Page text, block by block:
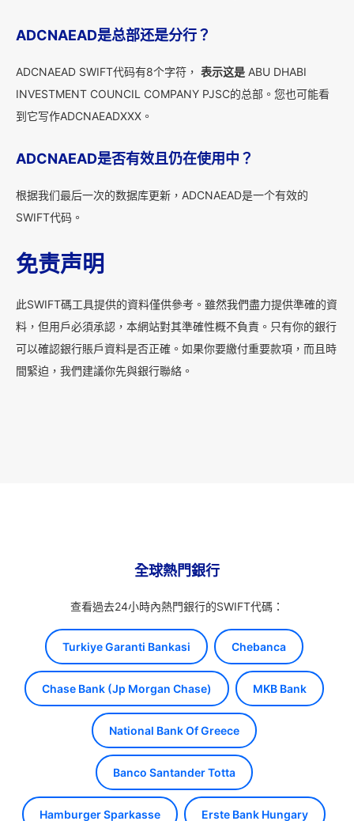
ADCNAEAD是总部还是分行？
ADCNAEAD SWIFT代码有8个字符， 表示这是 ABU DHABI
INVESTMENT COUNCIL COMPANY PJSC的总部。您也可能看
到它写作ADCNAEADXXX。
ADCNAEAD是否有效且仍在使用中？
根据我们最后一次的数据库更新，ADCNAEAD是一个有效的
SWIFT代码。
免责声明
此SWIFT碼工具提供的資料僅供參考。雖然我們盡力提供準確的資
料，但用戶必須承認，本網站對其準確性概不負責。只有你的銀行
可以確認銀行賬戶資料是否正確。如果你要繳付重要款項，而且時
間緊迫，我們建議你先與銀行聯絡。
全球熱門銀行
查看過去24小時內熱門銀行的SWIFT代碼：
Turkiye Garanti Bankasi Chebanca
Chase Bank (Jp Morgan Chase) MKB Bank
National Bank Of Greece
Banco Santander Totta
Hamburger Sparkasse Erste Bank Hungary